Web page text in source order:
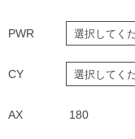
PWR
CY
AX 180